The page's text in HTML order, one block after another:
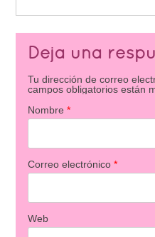
Deja una
Tu dirección de correo
campos obligatorios están
Nombre *
Correo electrónico *
Web